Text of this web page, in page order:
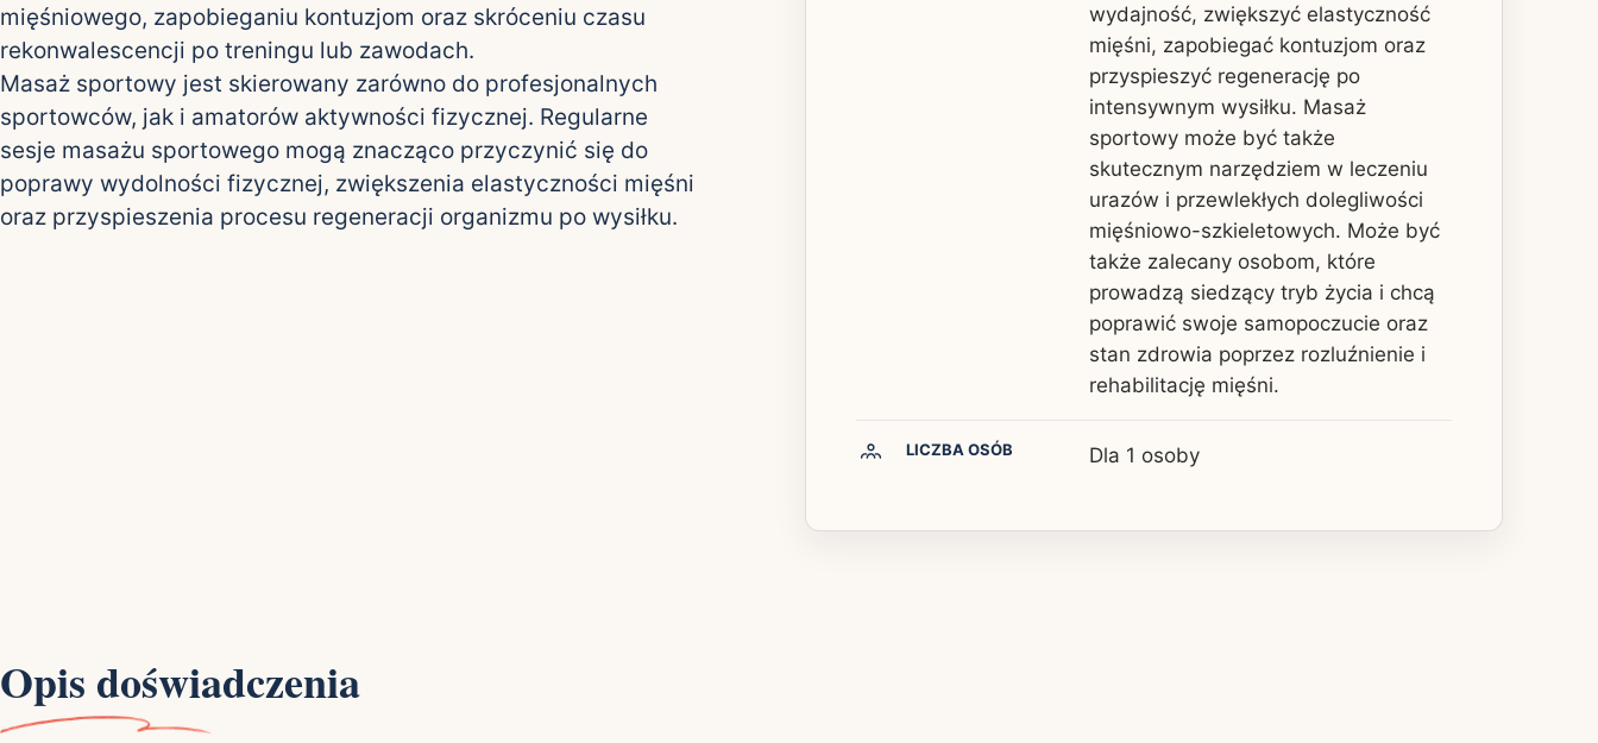
mięśniowego, zapobieganiu kontuzjom oraz skróceniu czasu
rekonwalescencji po treningu lub zawodach.
Masaż sportowy jest skierowany zarówno do profesjonalnych
sportowców, jak i amatorów aktywności fizycznej. Regularne
sesje masażu sportowego mogą znacząco przyczynić się do
poprawy wydolności fizycznej, zwiększenia elastyczności mięśni
oraz przyspieszenia procesu regeneracji organizmu po wysiłku.
wydajność, zwiększyć elastyczność
mięśni, zapobiegać kontuzjom oraz
przyspieszyć regenerację po
intensywnym wysiłku. Masaż
sportowy może być także
skutecznym narzędziem w leczeniu
urazów i przewlekłych dolegliwości
mięśniowo-szkieletowych. Może być
także zalecany osobom, które
prowadzą siedzący tryb życia i chcą
poprawić swoje samopoczucie oraz
stan zdrowia poprzez rozluźnienie i
rehabilitację mięśni.
LICZBA OSÓB Dla 1 osoby
Opis doświadczenia